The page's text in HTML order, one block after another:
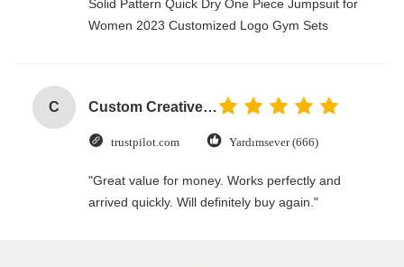
Solid Pattern Quick Dry One Piece Jumpsuit for
Women 2023 Customized Logo Gym Sets
C Custom Creative Goodie Christmas Kraft Paper Gift Bag with Your Own Logo for Xmas Decorative Party
trustpilot.com Yardımsever (666)
"Great value for money. Works perfectly and
arrived quickly. Will definitely buy again."